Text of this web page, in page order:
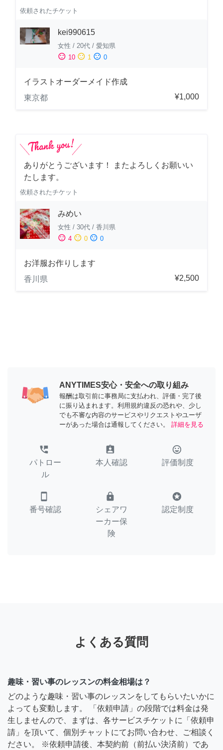
依頼されたチケット
kei990615
女性 / 20代 / 愛知県
sentiment_satisfied 10 sentiment_neutral 1 sentiment_dissatisfied 0
イラストオーダーメイド作成
東京都
¥1,000
ありがとうございます！ またよろしくお願いい
たします。
依頼されたチケット
みめい
女性 / 30代 / 香川県
sentiment_satisfied 4 sentiment_neutral 0 sentiment_dissatisfied 0
お洋服お作りします
香川県
¥2,500
ANYTIMES安心・安全への取り組み
報酬は取引前に事務局に支払われ、評価・完了後
に振り込まれます。利用規約違反の恐れや、少し
でも不審な内容のサービスやリクエストやユーザ
ーがあった場合は通報してください。
詳細を見る
perm_phone_msg
パトロー
ル
assignment_ind
本人確認
tag_faces
評価制度
smartphone
番号確認
lock
シェアワ
ーカー保
険
stars
認定制度
よくある質問
趣味・習い事のレッスンの料金相場は？
どのような趣味・習い事のレッスンをしてもらいたいかに
よっても変動します。 「依頼申請」の段階では料金は発
生しませんので、まずは、各サービスチケットに「依頼申
請」を頂いて、個別チャットにてお問い合わせ、ご相談く
ださい。 ※依頼申請後、本契約前（前払い決済前）であ